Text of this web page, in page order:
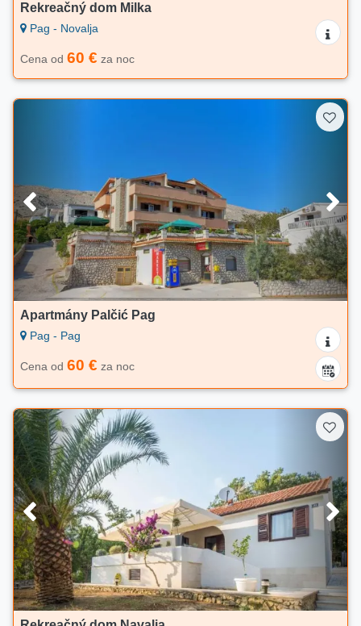
Rekreačný dom Milka
Pag - Novalja
Cena od 60 € za noc
Apartmány Palčić Pag
Pag - Pag
Cena od 60 € za noc